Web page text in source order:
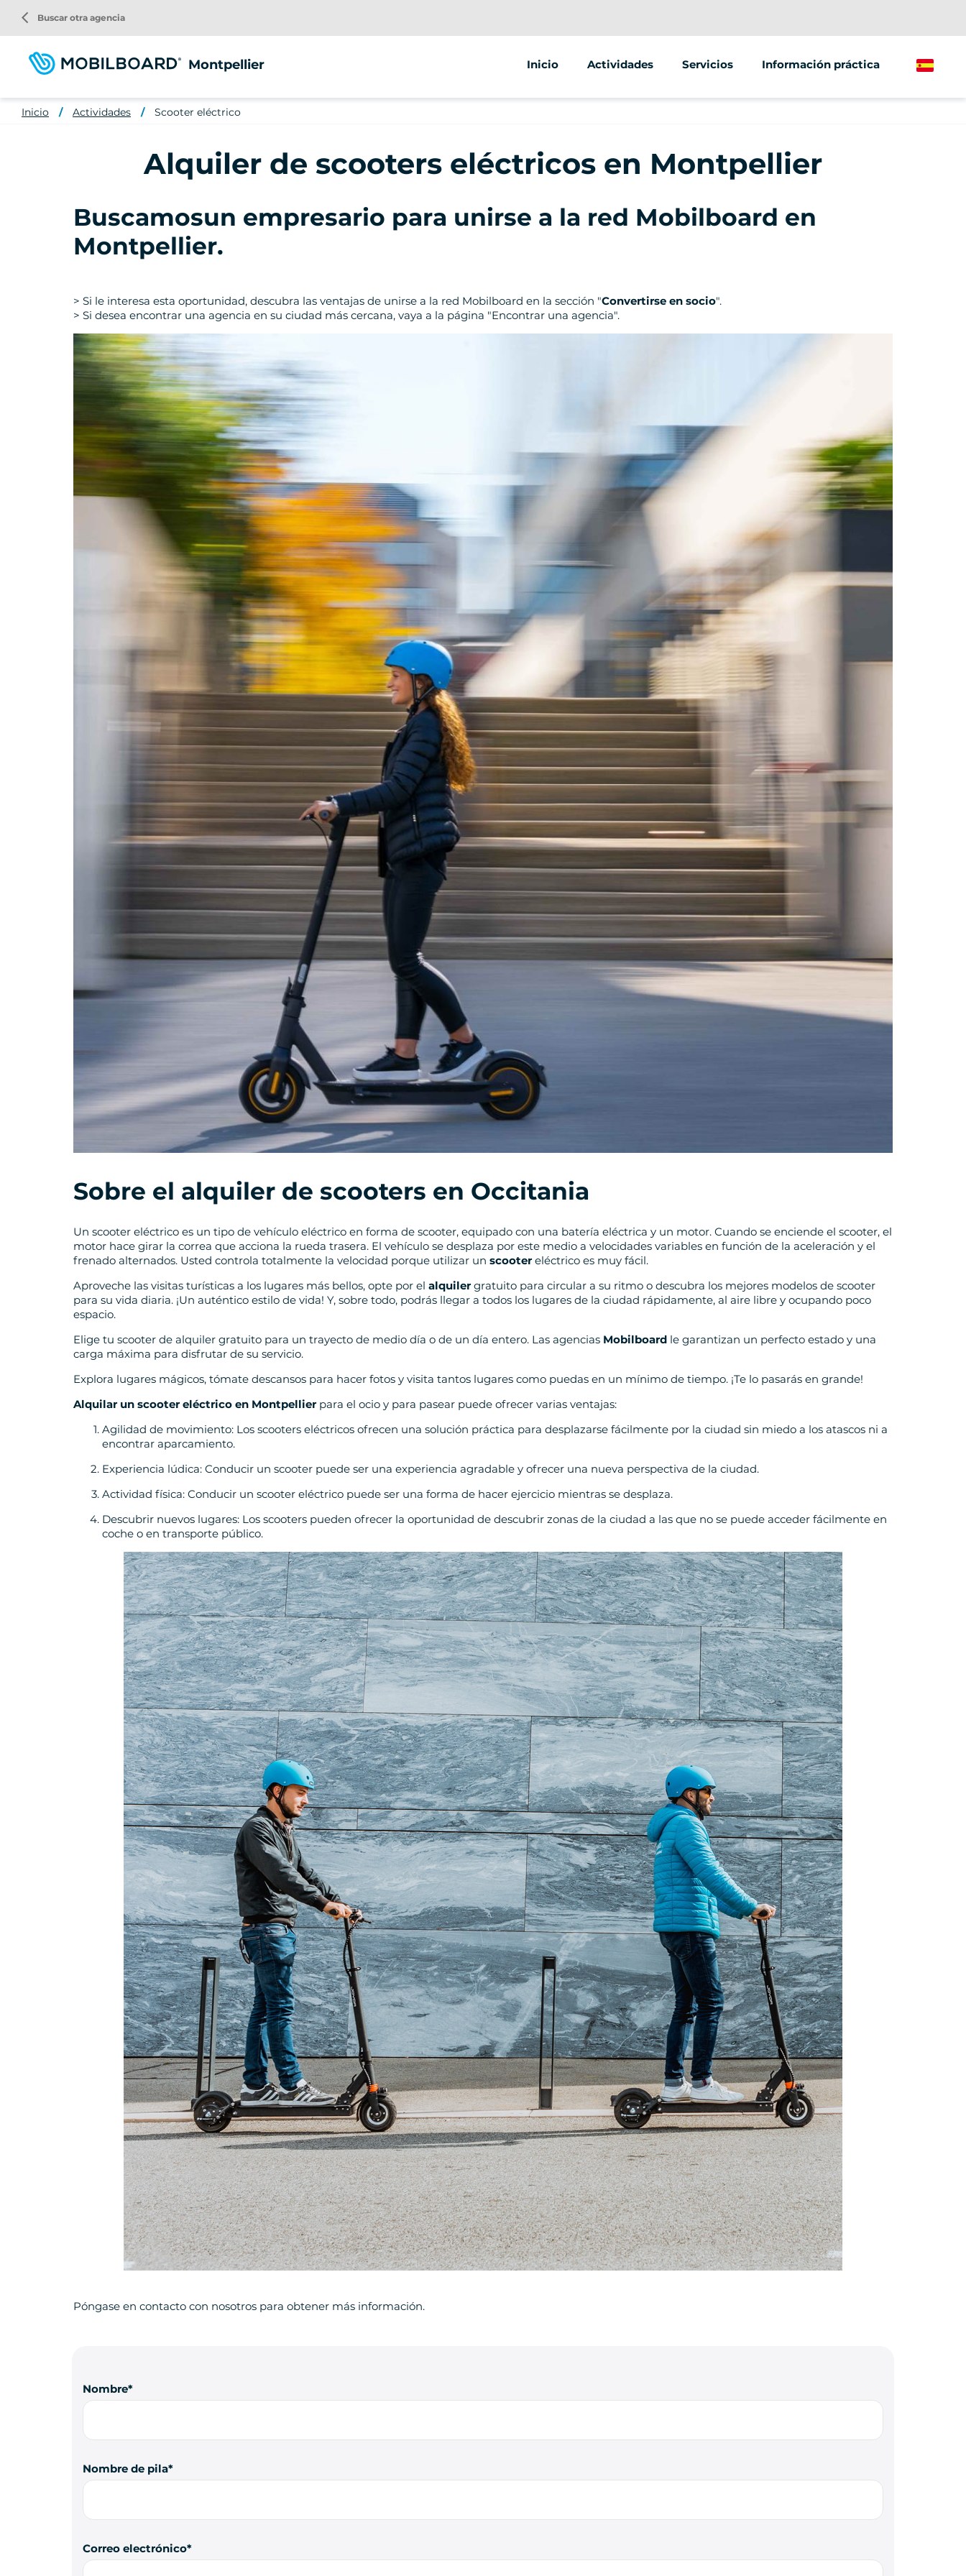
contenido
principal
Montpellier Inicio Actividades
Segway
Bicicleta eléctrica
Servicios
Eventos y seminarios
Información práctica
arrow_back_ios Buscar otra agencia
Spanish
Inicio Actividades Scooter eléctrico
Alquiler de scooters eléctricos en Montpellier
Buscamosun empresario para unirse a la red Mobilboard en
Montpellier.
> Si le interesa esta oportunidad, descubra las ventajas de unirse a la red Mobilboard en la sección "Convertirse en socio".
> Si desea encontrar una agencia en su ciudad más cercana, vaya a la página "Encontrar una agencia".
Sobre el alquiler de scooters en Occitania
Un scooter eléctrico es un tipo de vehículo eléctrico en forma de scooter, equipado con una batería eléctrica y un motor. Cuando se enciende el scooter, el
motor hace girar la correa que acciona la rueda trasera. El vehículo se desplaza por este medio a velocidades variables en función de la aceleración y el
frenado alternados. Usted controla totalmente la velocidad porque utilizar un scootereléctrico es muy fácil.
Aproveche las visitas turísticas a los lugares más bellos, opte por el alquilergratuito para circular a su ritmo o descubra los mejores modelos de scooter
para su vida diaria. ¡Un auténtico estilo de vida! Y, sobre todo, podrás llegar a todos los lugares de la ciudad rápidamente, al aire libre y ocupando poco
espacio.
Elige tu scooter de alquiler gratuito para un trayecto de medio día o de un día entero. Las agencias Mobilboard le garantizan un perfecto estado y una
carga máxima para disfrutar de su servicio.
Explora lugares mágicos, tómate descansos para hacer fotos y visita tantos lugares como puedas en un mínimo de tiempo. ¡Te lo pasarás en grande!
Alquilar un scooter eléctrico en Montpellierpara el ocio y para pasear puede ofrecer varias ventajas:
Agilidad de movimiento: Los scooters eléctricos ofrecen una solución práctica para desplazarse fácilmente por la ciudad sin miedo a los atascos ni a
encontrar aparcamiento.
Experiencia lúdica: Conducir un scooter puede ser una experiencia agradable y ofrecer una nueva perspectiva de la ciudad.
Actividad física: Conducir un scooter eléctrico puede ser una forma de hacer ejercicio mientras se desplaza.
Descubrir nuevos lugares: Los scooters pueden ofrecer la oportunidad de descubrir zonas de la ciudad a las que no se puede acceder fácilmente en
coche o en transporte público.
Póngase en contacto con nosotros para obtener más información.
Nombre
Nombre de pila
Correo electrónico